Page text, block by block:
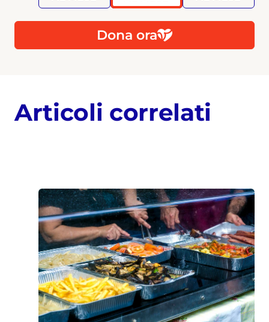
Dona ora
Articoli correlati